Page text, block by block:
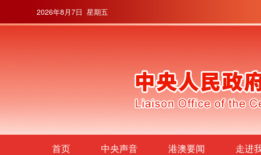
2026年8月7日 星期五
首页 中央声音 港澳要闻 走进